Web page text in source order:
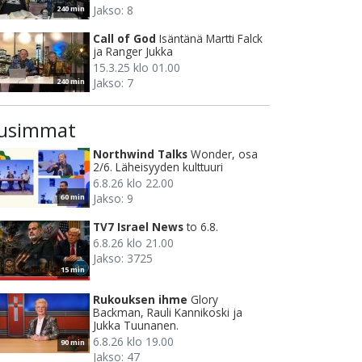
240 min
Jakso: 8
240 min
Call of God Isäntänä Martti Falck
ja Ranger Jukka
15.3.25 klo 01.00
Jakso: 7
60 min
Northwind Talks Wonder, osa
2/6. Läheisyyden kulttuuri
6.8.26 klo 22.00
Jakso: 9
15 min
TV7 Israel News to 6.8.
6.8.26 klo 21.00
Jakso: 3725
90 min
Rukouksen ihme Glory
Backman, Rauli Kannikoski ja
Jukka Tuunanen.
6.8.26 klo 19.00
Jakso: 47